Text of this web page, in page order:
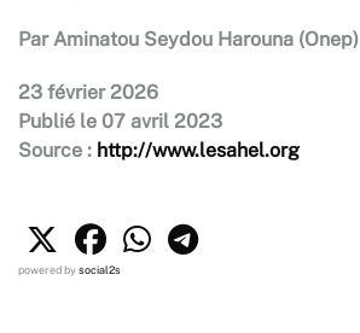
Par Aminatou Seydou Harouna (Onep)
23 février 2026
Publié le 07 avril 2023
Source : http://www.lesahel.org
powered bysocial2s